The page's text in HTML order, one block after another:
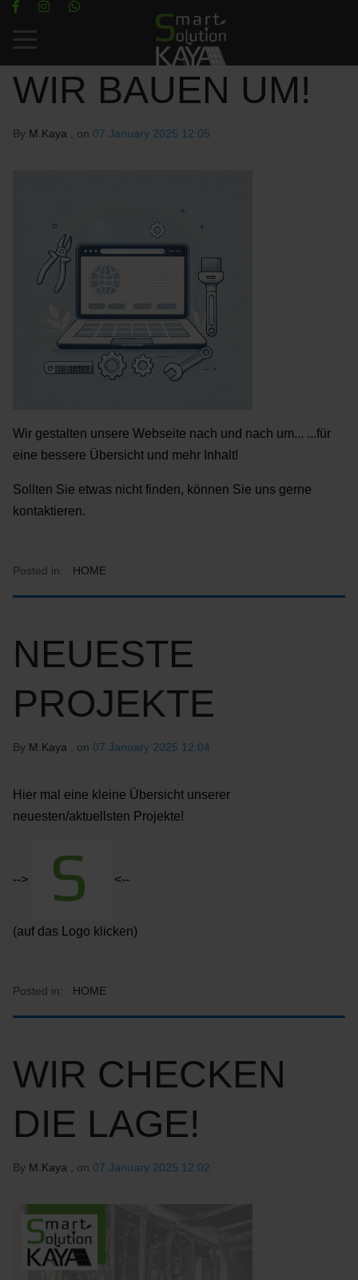
Mobile Menu Toggle
WIR BAUEN UM!
By M.Kaya , on 07 January 2025 12:05
Wir gestalten unsere Webseite nach und nach um... ...für
eine bessere Übersicht und mehr Inhalt!
Sollten Sie etwas nicht finden, können Sie uns gerne
kontaktieren.
Posted in: HOME
NEUESTE
PROJEKTE
By M.Kaya , on 07 January 2025 12:04
Hier mal eine kleine Übersicht unserer
neuesten/aktuellsten Projekte!
--> <--
(auf das Logo klicken)
Posted in: HOME
WIR CHECKEN
DIE LAGE!
By M.Kaya , on 07 January 2025 12:02